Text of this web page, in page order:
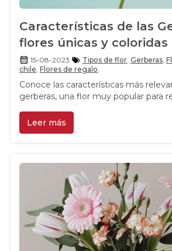
Características de las
flores únicas y coloridas
15-08-2023 Tipos de flor Gerberas
chile, Flores de regalo,
Conoce las características más
gerberas, una flor muy popular para
Leer más